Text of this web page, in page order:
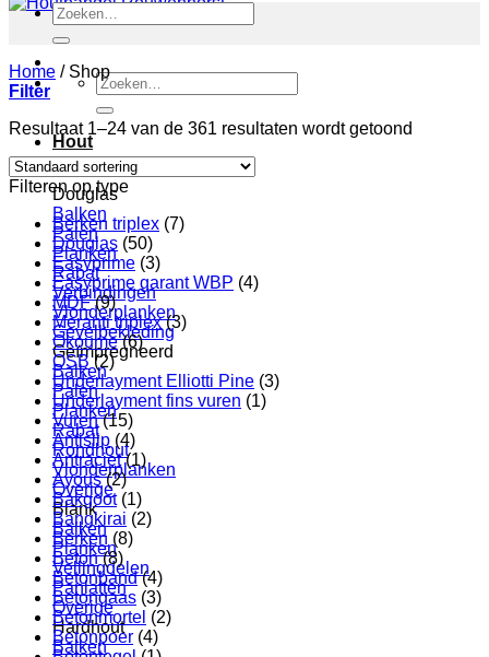
Zoeken
naar:
Hout
Douglas
Balken
Palen
Planken
Rabat
Verbindingen
Vlonderplanken
Gevelbekleding
Geïmpregneerd
Balken
Palen
Planken
Rabat
Rondhout
Vlonderplanken
Overige
Blank
Balken
Planken
Vellingdelen
Panlatten
Overige
Hardhout
Balken
Zoeken
naar:
Home /Shop
Filter
Resultaat 1–24 van de 361 resultaten wordt getoond
Filteren op type
Berken triplex (7)
Douglas (50)
Easyprime (3)
Easyprime garant WBP (4)
MDF (9)
Meranti triplex (3)
Okoume (6)
OSB (2)
Underlayment Elliotti Pine (3)
Underlayment fins vuren (1)
Vuren (15)
Antislip (4)
Antraciet (1)
Ayous (2)
Bakgoot (1)
Bangkirai (2)
Berken (8)
Beton (8)
Betonband (4)
Betongaas (3)
Betonmortel (2)
Betonpoer (4)